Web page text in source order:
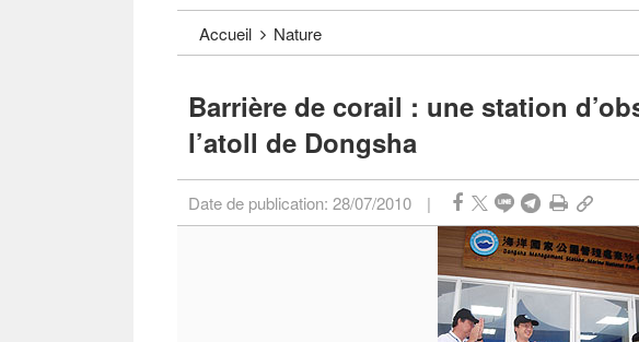
Accueil Nature
Barrière de corail : une station
l’atoll de Dongsha
Date de publication: 28/07/2010 |